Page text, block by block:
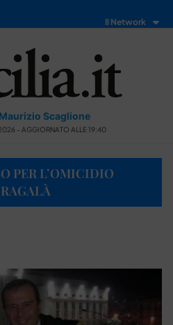
Il Network
Scaglione
- AGGIORNATO ALLE 19:40
PER L’OMICIDIO